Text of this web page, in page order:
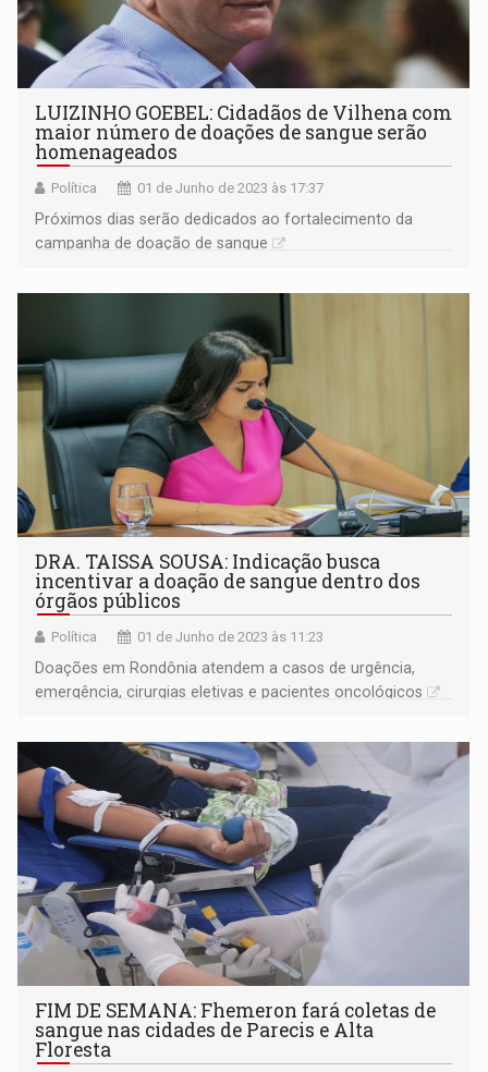
LUIZINHO GOEBEL: Cidadãos de Vilhena com
maior número de doações de sangue serão
homenageados
Política 01 de Junho de 2023 às 17:37
Próximos dias serão dedicados ao fortalecimento da
campanha de doação de sangue
DRA. TAISSA SOUSA: Indicação busca
incentivar a doação de sangue dentro dos
órgãos públicos
Política 01 de Junho de 2023 às 11:23
Doações em Rondônia atendem a casos de urgência,
emergência, cirurgias eletivas e pacientes oncológicos
FIM DE SEMANA: Fhemeron fará coletas de
sangue nas cidades de Parecis e Alta
Floresta